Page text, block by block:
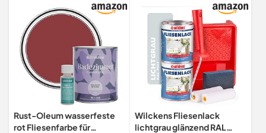
Rust-Oleum wasserfeste
rot Fliesenfarbe für
Wilckens Fliesenlack
lichtgrau glänzend RAL